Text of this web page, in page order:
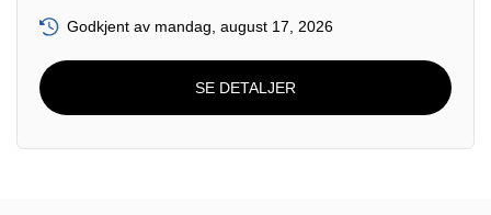
Godkjent av mandag, august 17, 2026
SE DETALJER